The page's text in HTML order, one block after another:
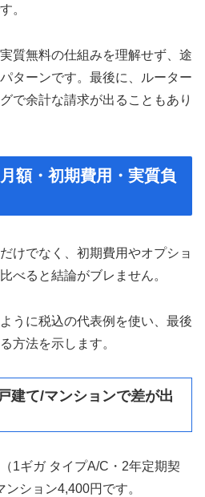
。
質無料の仕組みを理解せず、途
ターンです。最後に、ルーター
で余計な請求が出ることもあり
額・初期費用・実質負
けでなく、初期費用やオプショ
べると結論がブレません。
うに税込の代表例を使い、最後
方法を示します。
建て/マンションで差が出
1ギガ タイプA/C・2年定期契
ション4,400円です。